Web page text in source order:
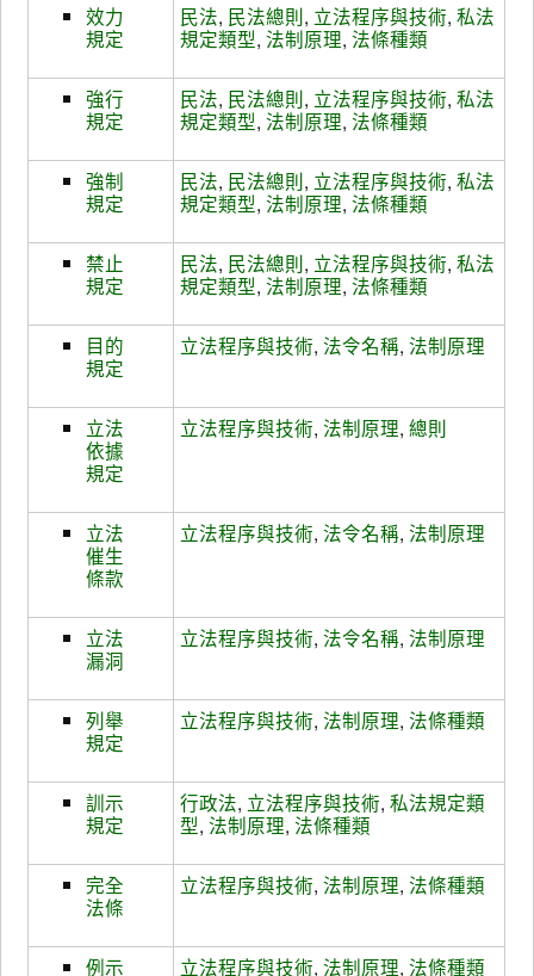
效力
規定
民法, 民法總則, 立法程序與技術,私法
規定類型,法制原理,法條種類
強行
規定
民法, 民法總則, 立法程序與技術,私法
規定類型,法制原理,法條種類
強制
規定
民法, 民法總則, 立法程序與技術,私法
規定類型,法制原理,法條種類
禁止
規定
民法, 民法總則, 立法程序與技術,私法
規定類型,法制原理,法條種類
目的
規定
立法程序與技術,法令名稱,法制原理
立法
依據
規定
立法程序與技術,法制原理,總則
立法
催生
條款
立法程序與技術,法令名稱,法制原理
立法
漏洞
立法程序與技術,法令名稱,法制原理
列舉
規定
立法程序與技術,法制原理,法條種類
訓示
規定
行政法, 立法程序與技術,私法規定類
型,法制原理,法條種類
完全
法條
立法程序與技術,法制原理,法條種類
例示
立法程序與技術,法制原理,法條種類